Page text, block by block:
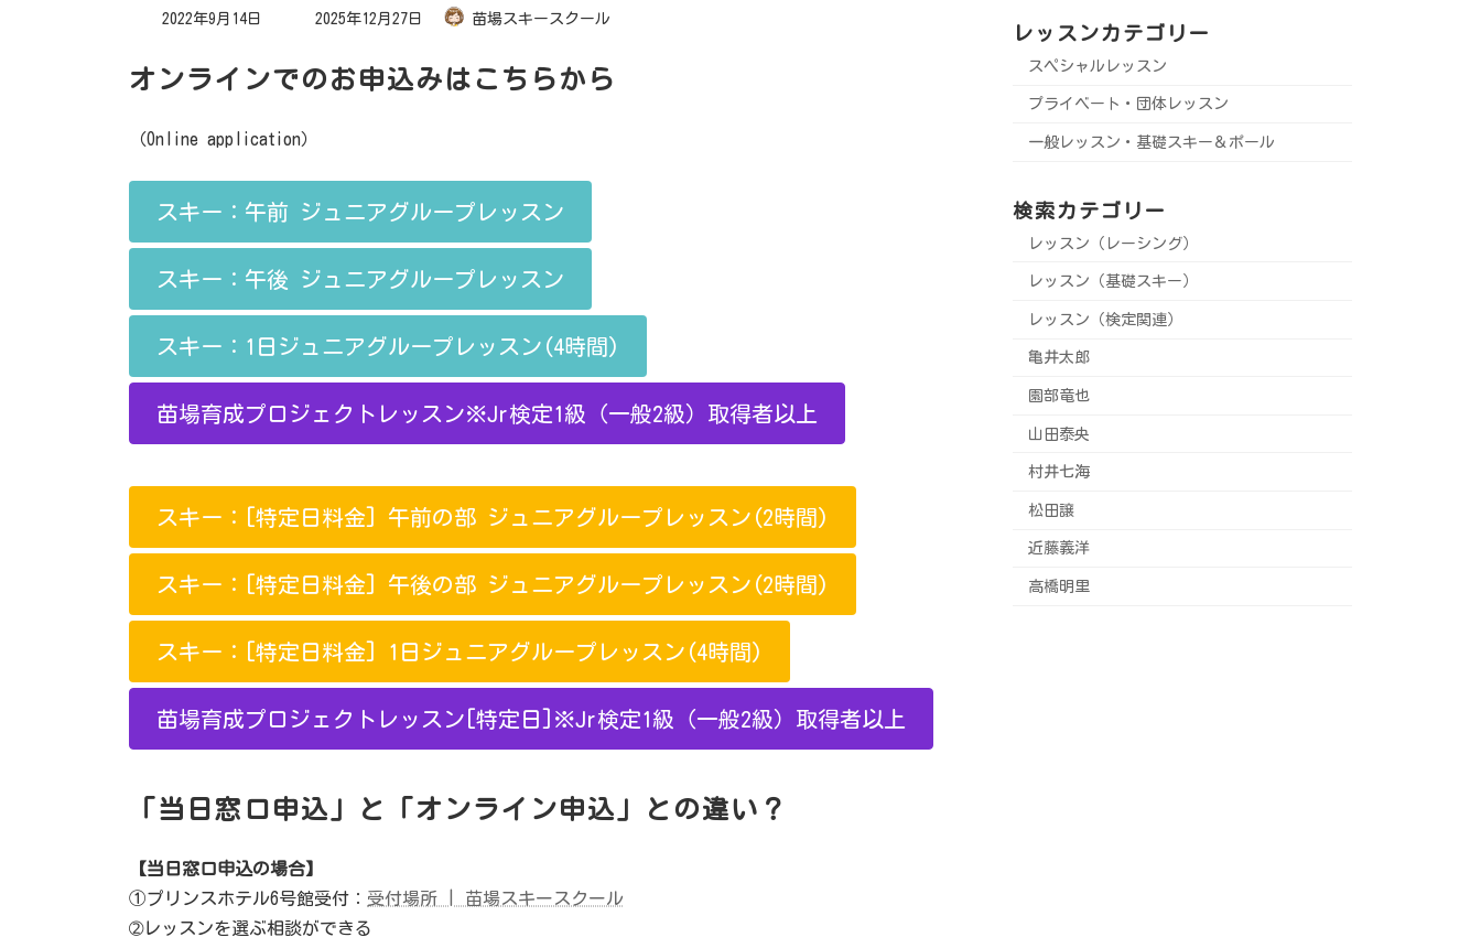
2022年9月14日
最
終
日
時
2025年12月27日 苗場スキースクール
オンラインでのお申込みはこちらから
（Online application）
スキー：午前 ジュニアグループレッスン
スキー：午後 ジュニアグループレッスン
スキー：1日ジュニアグループレッスン(4時間)
苗場育成プロジェクトレッスン※Jr検定1級（一般2級）取得者以上
スキー：[特定日料金] 午前の部 ジュニアグループレッスン(2時間)
スキー：[特定日料金] 午後の部 ジュニアグループレッスン(2時間)
スキー：[特定日料金] 1日ジュニアグループレッスン(4時間)
苗場育成プロジェクトレッスン[特定日]※Jr検定1級（一般2級）取得者以上
「当日窓口申込」と「オンライン申込」との違い？
【当日窓口申込の場合】
①プリンスホテル6号館受付： 受付場所 | 苗場スキースクール
➁レッスンを選ぶ相談ができる
レッスンカテゴリー
スペシャルレッスン
プライベート・団体レッスン
一般レッスン・基礎スキー＆ポール
検索カテゴリー
レッスン（レーシング）
レッスン（基礎スキー）
レッスン（検定関連）
亀井太郎
園部竜也
山田泰央
村井七海
松田譲
近藤義洋
高橋明里